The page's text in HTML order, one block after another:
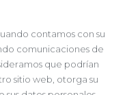
contamos con su
comunicaciones de
que podrían
sitio web, otorga su